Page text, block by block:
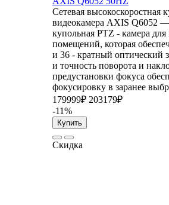
Сетевая высокоскоростная
видеокамера AXIS Q6052 —
купольная PTZ - камера
помещений, которая
и 36 - кратный оптический
и точность поворота и
предустановки фокуса
фокусировку в заранее
179999₽ 203179₽
-11%
Купить
Скидка